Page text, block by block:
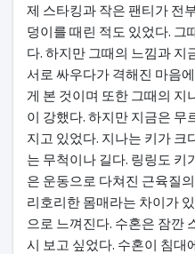
제 스타킹과 작은 팬티가 전
덩이를 때린 적도 있었다. 그
다. 하지만 그때의 느낌과 지
서로 싸우다가 격해진 마음
게 본 것이며 또한 그때의 지
이 강했다. 하지만 지금은 무
지고 있었다. 지나는 키가 크
는 무척이나 길다. 링링도 키
은 운동으로 다쳐진 근육질
리호리한 몸매라는 차이가
으로 느껴진다. 수혼은 잠깐
시 보고 싶었다. 수혼이 침대